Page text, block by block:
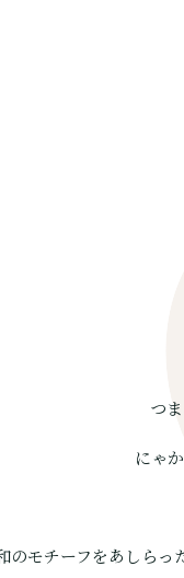
つ
にゃ
のモチーフをあしらっ